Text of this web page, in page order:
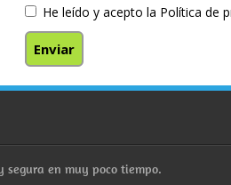
He leído y acepto la Política de
en muy poco tiempo.